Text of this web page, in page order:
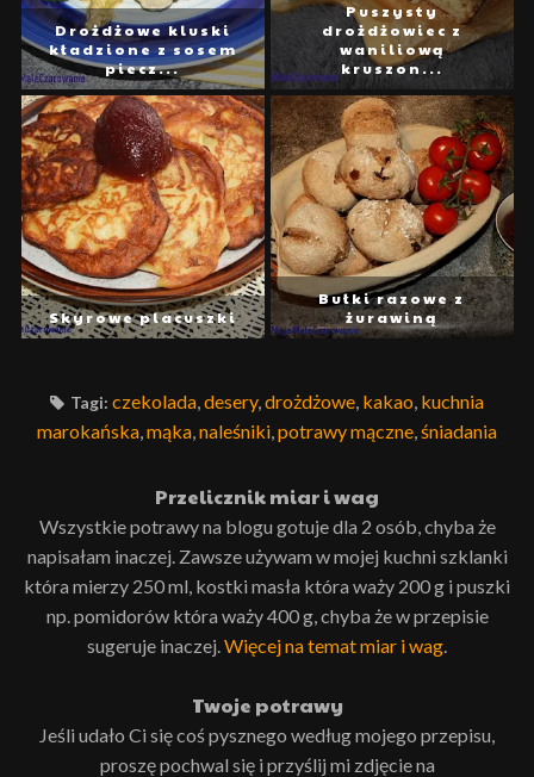
Drożdżowe kluski
kładzione z sosem
piecz...
Puszysty
drożdżowiec z
waniliową
kruszon...
Skyrowe placuszki
Bułki razowe z
żurawiną
Tagi: czekolada,desery,drożdżowe, kakao, kuchnia
marokańska,mąka,naleśniki,potrawy mączne,śniadania
Przelicznik miar i wag
Wszystkie potrawy na blogu gotuje dla 2 osób, chyba że
napisałam inaczej. Zawsze używam w mojej kuchni szklanki
która mierzy 250 ml, kostki masła która waży 200 g i puszki
np. pomidorów która waży 400 g, chyba że w przepisie
sugeruje inaczej.Więcej na temat miar i wag.
Twoje potrawy
Jeśli udało Ci się coś pysznego według mojego przepisu,
proszę pochwal się i przyślij mi zdjęcie na